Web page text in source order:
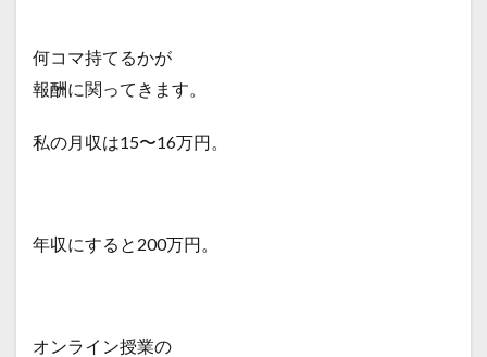
何コマ持てるかが
報酬に関ってきます。
私の月収は15〜16万円。
年収にすると200万円。
オンライン授業の